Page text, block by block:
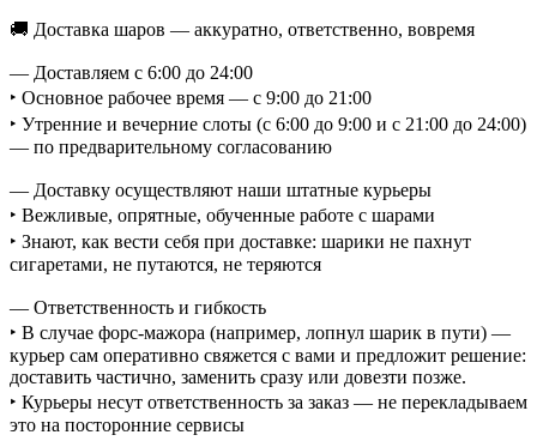
🚚 Доставка шаров — аккуратно, ответственно, вовремя
— Доставляем с 6:00 до 24:00
‣ Основное рабочее время — с 9:00 до 21:00
‣ Утренние и вечерние слоты (с 6:00 до 9:00 и с 21:00 до 24:00)
— по предварительному согласованию
— Доставку осуществляют наши штатные курьеры
‣ Вежливые, опрятные, обученные работе с шарами
‣ Знают, как вести себя при доставке: шарики не пахнут
сигаретами, не путаются, не теряются
— Ответственность и гибкость
‣ В случае форс-мажора (например, лопнул шарик в пути) —
курьер сам оперативно свяжется с вами и предложит решение:
доставить частично, заменить сразу или довезти позже.
‣ Курьеры несут ответственность за заказ — не перекладываем
это на посторонние сервисы